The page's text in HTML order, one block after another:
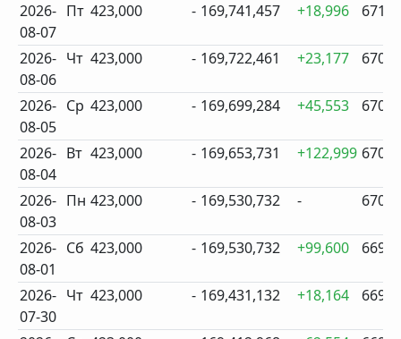
2026-
08-07
Пт 423,000 - 169,741,457 +18,996 671
2026-
08-06
Чт 423,000 - 169,722,461 +23,177 670
2026-
08-05
Ср 423,000 - 169,699,284 +45,553 670
2026-
08-04
Вт 423,000 - 169,653,731 +122,999 670
2026-
08-03
Пн 423,000 - 169,530,732 - 670
2026-
08-01
Сб 423,000 - 169,530,732 +99,600 669
2026-
07-30
Чт 423,000 - 169,431,132 +18,164 669